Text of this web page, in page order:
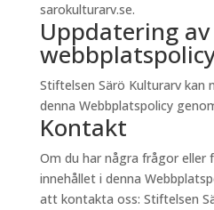
sarokulturarv.se.
Uppdatering av
Stiftelsen Särö Kulturarv kan
denna Webbplatspolicy
Kontakt
Om du har några frågor eller
innehållet i denna
att kontakta oss: Stiftelsen